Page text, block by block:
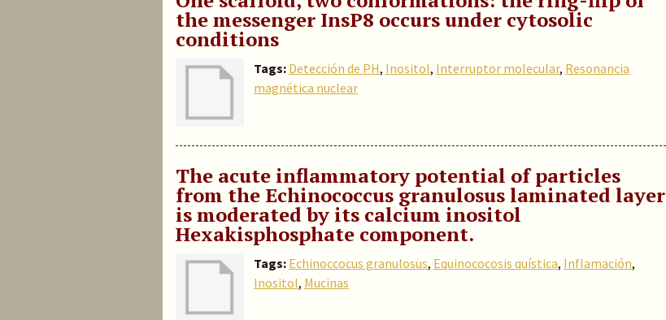
the messenger InsP8 occurs under cytosolic
conditions
Tags: Detección de PH, Inositol, Interruptor molecular, Resonancia
magnética nuclear
The acute inflammatory potential of particles
from the Echinococcus granulosus laminated layer
is moderated by its calcium inositol
Hexakisphosphate component.
Tags: Echinoccocus granulosus, Equinococosis quística, Inflamación,
Inositol, Mucinas